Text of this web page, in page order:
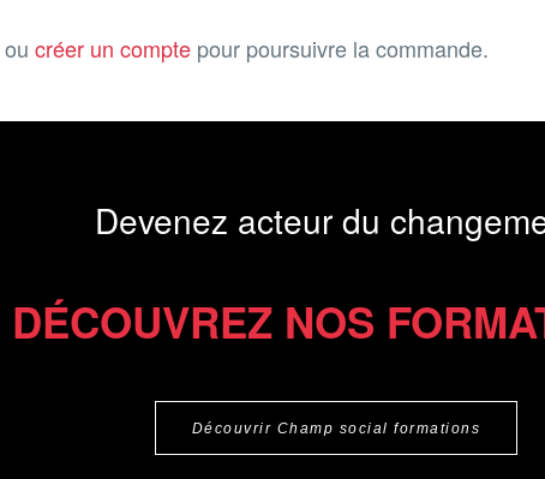
ou créer un compte pour poursuivre la commande.
Devenez acteur du
DÉCOUVREZ NOS
Découvrir Champ social formations